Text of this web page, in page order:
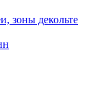
зоны декольте